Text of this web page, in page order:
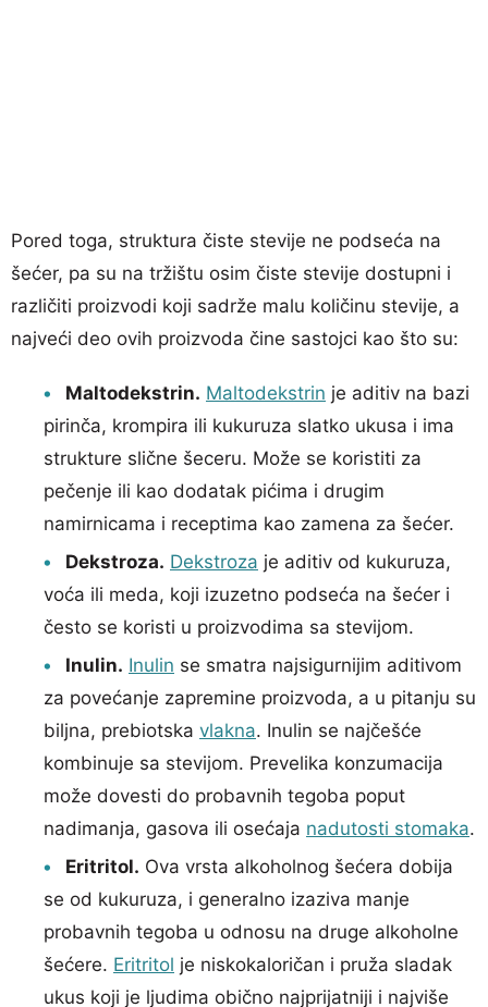
Pored toga, struktura čiste stevije ne podseća na
šećer, pa su na tržištu osim čiste stevije dostupni i
različiti proizvodi koji sadrže malu količinu stevije, a
najveći deo ovih proizvoda čine sastojci kao što su:
Maltodekstrin. Maltodekstrin je aditiv na bazi
pirinča, krompira ili kukuruza slatko ukusa i ima
strukture slične šeceru. Može se koristiti za
pečenje ili kao dodatak pićima i drugim
namirnicama i receptima kao zamena za šećer.
Dekstroza. Dekstroza je aditiv od kukuruza,
voća ili meda, koji izuzetno podseća na šećer i
često se koristi u proizvodima sa stevijom.
Inulin. Inulin se smatra najsigurnijim aditivom
za povećanje zapremine proizvoda, a u pitanju su
biljna, prebiotska vlakna. Inulin se najčešće
kombinuje sa stevijom. Prevelika konzumacija
može dovesti do probavnih tegoba poput
nadimanja, gasova ili osećaja nadutosti stomaka.
Eritritol. Ova vrsta alkoholnog šećera dobija
se od kukuruza, i generalno izaziva manje
probavnih tegoba u odnosu na druge alkoholne
šećere. Eritritol je niskokaloričan i pruža sladak
ukus koji je ljudima obično najprijatniji i najviše